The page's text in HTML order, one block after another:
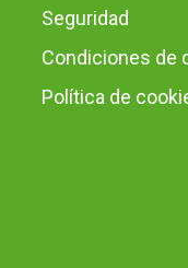
Seguridad
Condiciones de
Política de